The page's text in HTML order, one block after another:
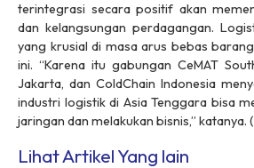
terintegrasi secara positif akan
dan kelangsungan perdagangan.
yang krusial di masa arus bebas
ini. “Karena itu gabungan CeMAT
Jakarta, dan ColdChain Indonesia
industri logistik di Asia Tenggara bisa
jaringan dan melakukan bisnis,” katanya.
Lihat Artikel Yang lain